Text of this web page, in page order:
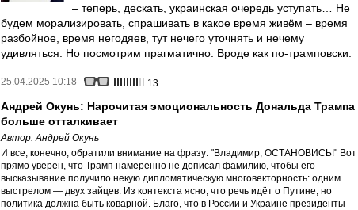
– теперь, дескать, украинская очередь уступать… Не
будем морализировать, спрашивать в какое время живём – время
разбойное, время негодяев, тут нечего уточнять и нечему
удивляться. Но посмотрим прагматично. Вроде как по-трамповски.
25.04.2025 10:18 13
Андрей Окунь: Нарочитая эмоциональность Дональда Трампа
больше отталкивает
Автор:Андрей Окунь
И все, конечно, обратили внимание на фразу: "Владимир, ОСТАНОВИСЬ!" Вот
прямо уверен, что Трамп намеренно не дописал фамилию, чтобы его
высказывание получило некую дипломатическую многовекторность: одним
выстрелом — двух зайцев. Из контекста ясно, что речь идёт о Путине, но
политика должна быть коварной. Благо, что в России и Украине президенты